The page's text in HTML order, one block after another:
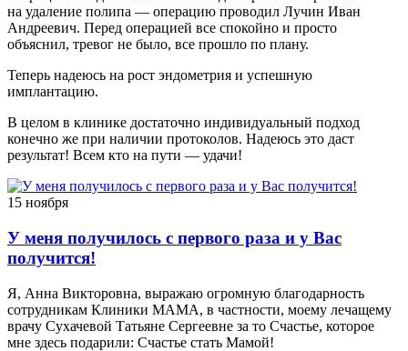
на удаление полипа — операцию проводил Лучин Иван
Андреевич. Перед операцией все спокойно и просто
объяснил, тревог не было, все прошло по плану.
Теперь надеюсь на рост эндометрия и успешную
имплантацию.
В целом в клинике достаточно индивидуальный подход
конечно же при наличии протоколов. Надеюсь это даст
результат! Всем кто на пути — удачи!
15 ноября
У меня получилось с первого раза и у Вас
получится!
Я, Анна Викторовна, выражаю огромную благодарность
сотрудникам Клиники МАМА, в частности, моему лечащему
врачу Сухачевой Татьяне Сергеевне за то Счастье, которое
мне здесь подарили: Счастье стать Мамой!